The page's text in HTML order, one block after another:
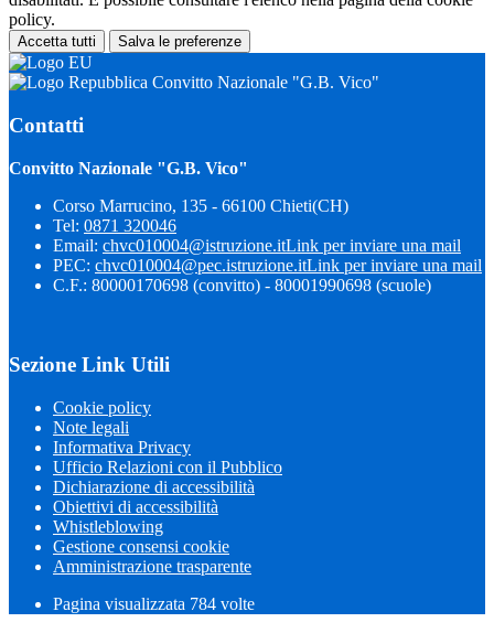
policy.
Accetta tutti Salva le preferenze
Convitto Nazionale "G.B. Vico"
Contatti
Convitto Nazionale "G.B. Vico"
Corso Marrucino, 135 - 66100 Chieti(CH)
Tel: 0871 320046
Email: chvc010004@istruzione.itLink per inviare una mail
PEC: chvc010004@pec.istruzione.itLink per inviare una mail
C.F.: 80000170698 (convitto) - 80001990698 (scuole)
Sezione Link Utili
Cookie policy
Note legali
Informativa Privacy
Ufficio Relazioni con il Pubblico
Dichiarazione di accessibilità
Obiettivi di accessibilità
Whistleblowing
Gestione consensi cookie
Amministrazione trasparente
Pagina visualizzata 784 volte